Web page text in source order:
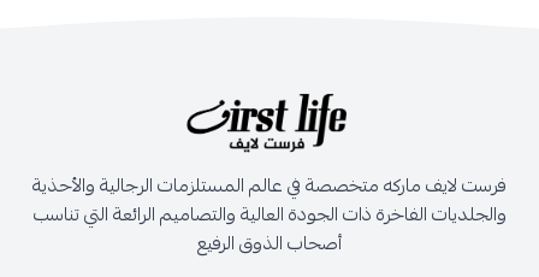
فرست لايف ماركه متخصصة في عالم المستلزمات الرجالية والأحذية
والجلديات الفاخرة ذات الجودة العالية والتصاميم الرائعة التي تناسب
أصحاب الذوق الرفيع